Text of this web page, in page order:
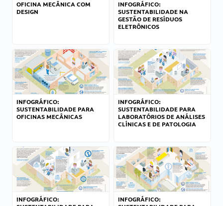
OFICINA MECÂNICA COM
DESIGN
INFOGRÁFICO:
SUSTENTABILIDADE NA
GESTÃO DE RESÍDUOS
ELETRÔNICOS
INFOGRÁFICO:
SUSTENTABILIDADE PARA
OFICINAS MECÂNICAS
INFOGRÁFICO:
SUSTENTABILIDADE PARA
LABORATÓRIOS DE ANÁLISES
CLÍNICAS E DE PATOLOGIA
INFOGRÁFICO:
INFOGRÁFICO: